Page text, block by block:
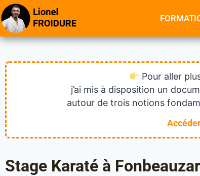
Pour aller
j’ai mis à disposition un
autour de trois notions
Stage Karaté à